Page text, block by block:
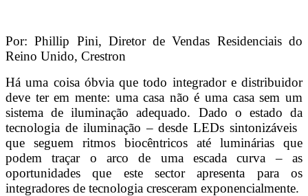
Por: Phillip Pini, Diretor de Vendas Residenciais do
Reino Unido, Crestron
Há uma coisa óbvia que todo integrador e distribuidor
deve ter em mente: uma casa não é uma casa sem um
sistema de iluminação adequado. Dado o estado da
tecnologia de iluminação – desde LEDs sintonizáveis ​​
que seguem ritmos biocêntricos até luminárias que
podem traçar o arco de uma escada curva – as
oportunidades que este sector apresenta para os
integradores de tecnologia cresceram exponencialmente.